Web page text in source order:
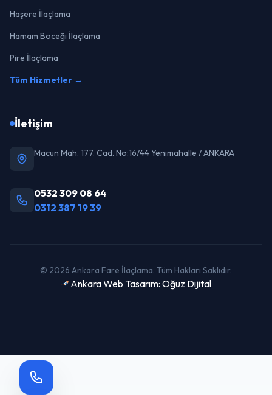
Haşere İlaçlama
Hamam Böceği İlaçlama
Pire İlaçlama
Tüm Hizmetler →
İletişim
Macun Mah. 177. Cad. No:16/44 Yenimahalle / ANKARA
0532 309 08 64
0312 387 19 39
© 2026 Ankara Fare İlaçlama. Tüm Hakları Saklıdır.
Ankara Web Tasarım: Oğuz Dijital